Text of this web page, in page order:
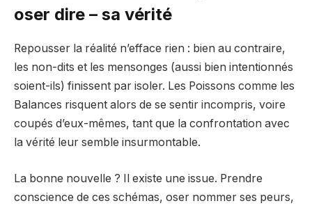
oser dire – sa vérité
Repousser la réalité n’efface rien : bien au contraire,
les non-dits et les mensonges (aussi bien intentionnés
soient-ils) finissent par isoler. Les Poissons comme les
Balances risquent alors de se sentir incompris, voire
coupés d’eux-mêmes, tant que la confrontation avec
la vérité leur semble insurmontable.
La bonne nouvelle ? Il existe une issue. Prendre
conscience de ces schémas, oser nommer ses peurs,